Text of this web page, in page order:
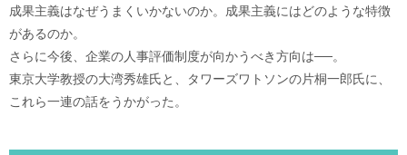
成果主義はなぜうまくいかないのか。成果主義にはどのような特徴
があるのか。
さらに今後、企業の人事評価制度が向かうべき方向は──。
東京大学教授の大湾秀雄氏と、タワーズワトソンの片桐一郎氏に、
これら一連の話をうかがった。